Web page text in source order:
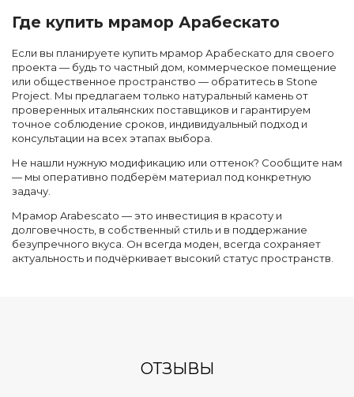
Где купить мрамор Арабескато
Если вы планируете купить мрамор Арабескато для своего
проекта — будь то частный дом, коммерческое помещение
или общественное пространство — обратитесь в Stone
Project. Мы предлагаем только натуральный камень от
проверенных итальянских поставщиков и гарантируем
точное соблюдение сроков, индивидуальный подход и
консультации на всех этапах выбора.
Не нашли нужную модификацию или оттенок? Сообщите нам
— мы оперативно подберём материал под конкретную
задачу.
Мрамор Arabescato — это инвестиция в красоту и
долговечность, в собственный стиль и в поддержание
безупречного вкуса. Он всегда моден, всегда сохраняет
актуальность и подчёркивает высокий статус пространств.
ОТЗЫВЫ